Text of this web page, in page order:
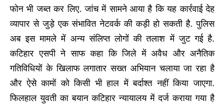
फोन भी जब्त कर लिए. जांच में सामने आया है कि यह कार्रवाई देह
व्यापार से जुड़े एक संभावित नेटवर्क की कड़ी हो सकती है. पुलिस
अब इस मामले में अन्य संलिप्त लोगों की तलाश में जुट गई है.
कटिहार एसपी ने साफ कहा कि जिले में अवैध और अनैतिक
गतिविधियों के खिलाफ लगातार सख्त अभियान चलाया जा रहा है
और ऐसे कामों को किसी भी हाल में बर्दाश्त नहीं किया जाएगा.
फिलहाल युवती का बयान कटिहार न्यायालय में दर्ज कराया गया है